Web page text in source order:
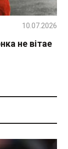
не вітае
10.07.2026